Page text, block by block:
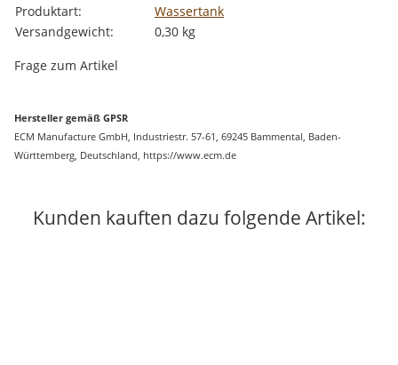
Produktart:
Wassertank
Versandgewicht:
0,30 kg
Frage zum Artikel
Hersteller gemäß GPSR
ECM Manufacture GmbH, Industriestr. 57-61, 69245 Bammental, Baden-
Württemberg, Deutschland, https://www.ecm.de
Kunden kauften dazu folgende Artikel: